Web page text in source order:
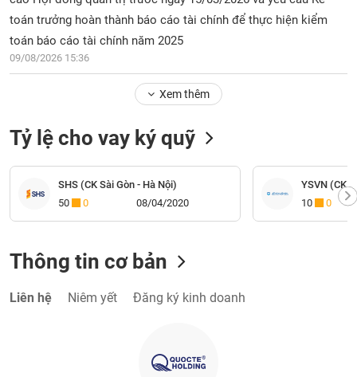
toán trưởng hoàn thành báo cáo tài chính để thực hiện kiểm
toán báo cáo tài chính năm 2025
09/08/2026 15:36
Xem thêm
Tỷ lệ cho vay ký quỹ
SHS (CK Sài Gòn - Hà Nội)
50
0 08/04/2020
YSVN (CK
10
0
Thông tin cơ bản
Liên hệ Niêm yết Đăng ký kinh doanh